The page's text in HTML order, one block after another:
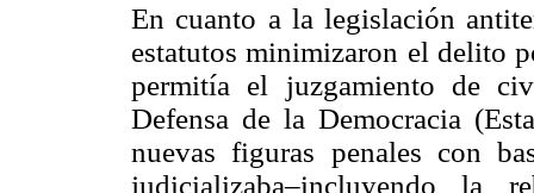
En cuanto a la legislación
estatutos minimizaron el delito
permitía el juzgamiento de
Defensa de la Democracia
nuevas figuras penales con
judicializaba–incluyendo la